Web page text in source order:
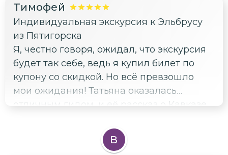
группы, создав спокойную и
умиротворяющую атмосферу. Во время
экскурсии я смогла насладиться
красотой природы и отдохнуть от
городской суеты. Татьяна не давила на
нас, давая возможность в полной мере
ощутить красоту и величие этого места. Я
всем, кто ищет спокойствия и хочет
Тимофей
Индивидуальная экскурсия к Эльбрусу
из Пятигорска
Я, честно говоря, ожидал, что экскурсия
будет так себе, ведь я купил билет по
купону со скидкой. Но всё превзошло
мои ожидания! Татьяна оказалась
отличным гидом, и её рассказ о Кавказе
организовано на высшем уровне, словно
дорогой тур. Я в восторге от пейзажей и
В